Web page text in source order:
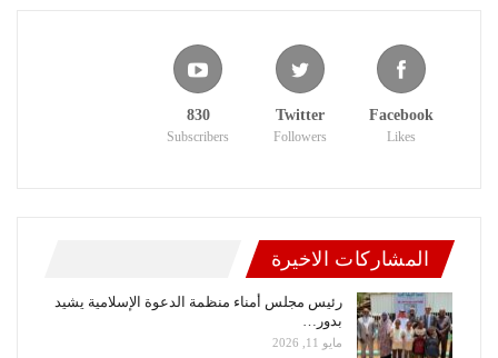
Facebook
Likes
Twitter
Followers
830
Subscribers
المشاركات الاخيرة
رئيس مجلس أمناء منظمة الدعوة الإسلامية يشيد
بدور…
مايو 11, 2026